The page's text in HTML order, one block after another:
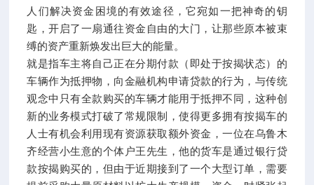
人们解决资金困境的有效途径，它宛如一把神奇的钥
匙，开启了一扇通往资金自由的大门，让那些原本被束
缚的资产重新焕发出巨大的能量。
就是指车主将自己正在分期付款（即处于按揭状态）的
车辆作为抵押物，向金融机构申请贷款的行为，与传统
观念中只有全款购买的车辆才能用于抵押不同，这种创
新的业务模式打破了常规限制，使得更多拥有按揭车的
人士有机会利用现有资源获取额外资金，一位在乌鲁木
齐经营小生意的个体户王先生，他的货车是通过银行贷
款按揭购买的，但由于近期接到了一个大型订单，需要